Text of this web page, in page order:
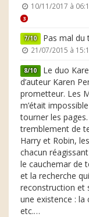
10/11/2017 à
3
7/10 Pas mal du
21/07/2015 à
8/10 Le duo
d’auteur Karen
prometteur. Les
m’était
tourner les
tremblement de
Harry et Robin,
chacun
le cauchemar de
et la recherche
reconstruction et
une existence :
etc.…